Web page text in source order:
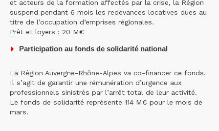
et acteurs de la formation affectés par la crise, la Région
suspend pendant 6 mois les redevances locatives dues au
titre de l’occupation d’emprises régionales.
Prêt et loyers : 20 M€
Participation au fonds de solidarité national
La Région Auvergne-Rhône-Alpes va co-financer ce fonds.
Il s’agit de garantir une rémunération d’urgence aux
professionnels sinistrés par l’arrêt total de leur activité.
Le fonds de solidarité représente 114 M€ pour le mois de
mars.